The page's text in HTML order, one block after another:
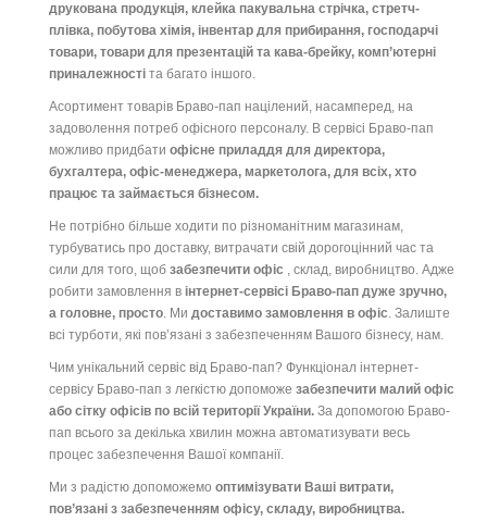
друкована продукція, клейка пакувальна стрічка, стретч-
плівка, побутова хімія, інвентар для прибирання, господарчі
товари, товари для презентацій та кава-брейку, комп’ютерні
приналежності та багато іншого.
Асортимент товарів Браво-пап націлений, насамперед, на
задоволення потреб офісного персоналу. В сервісі Браво-пап
можливо придбати офісне приладдя для директора,
бухгалтера, офіс-менеджера, маркетолога, для всіх, хто
працює та займається бізнесом.
Не потрібно більше ходити по різноманітним магазинам,
турбуватись про доставку, витрачати свій дорогоцінний час та
сили для того, щоб забезпечити офіс , склад, виробництво. Адже
робити замовлення в інтернет-сервісі Браво-пап дуже зручно,
а головне, просто. Ми доставимо замовлення в офіс. Залиште
всі турботи, які пов’язані з забезпеченням Вашого бізнесу, нам.
Чим унікальний сервіс від Браво-пап? Функціонал інтернет-
сервісу Браво-пап з легкістю допоможе забезпечити малий офіс
або сітку офісів по всій території України. За допомогою Браво-
пап всього за декілька хвилин можна автоматизувати весь
процес забезпечення Вашої компанії.
Ми з радістю допоможемо оптимізувати Ваші витрати,
пов’язані з забезпеченням офісу, складу, виробництва.